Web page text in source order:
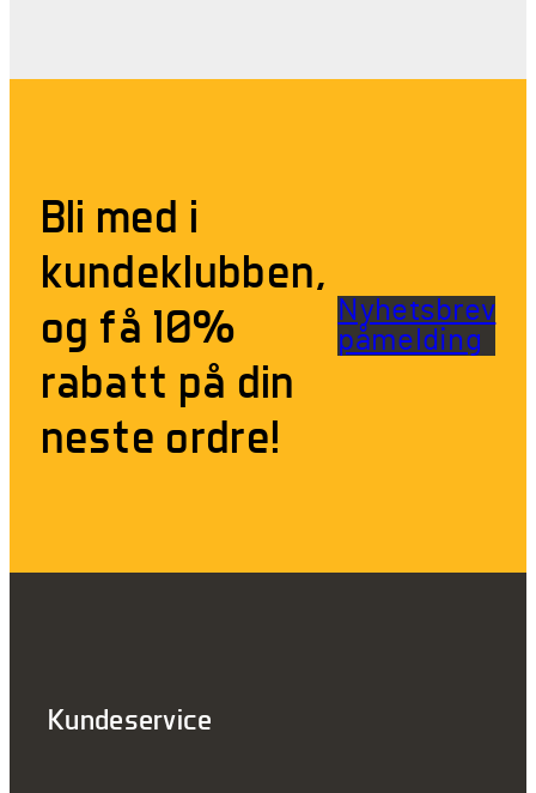
Bli med i
kundeklubben,
og få 10%
rabatt på din
neste ordre!
Nyhetsbrev
påmelding
Kundeservice